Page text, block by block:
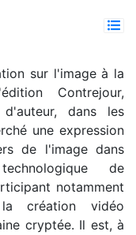
sur l'image à la
Contrejour,
dans les
une expression
de l'image dans
de
notamment
création vidéo
cryptée. Il est, à